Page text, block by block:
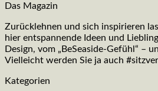
Das Magazin
Zurücklehnen und sich inspirieren
hier entspannende Ideen und
Design, vom „BeSeaside-Gefühl“ –
Vielleicht werden Sie ja auch
Kategorien